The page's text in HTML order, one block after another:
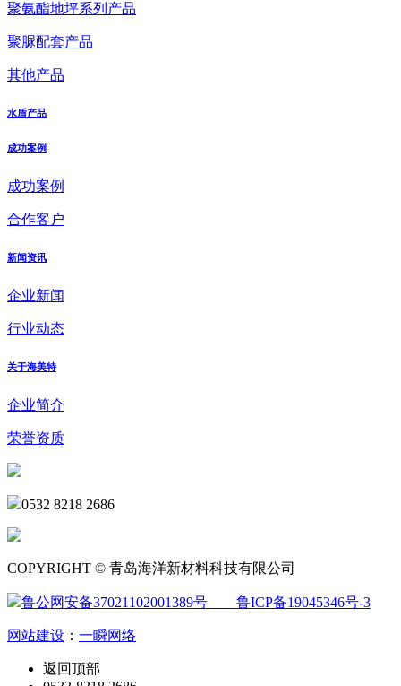
聚氨酯地坪系列产品
聚脲配套产品
其他产品
水盾产品
成功案例
成功案例
合作客户
新闻资讯
企业新闻
行业动态
关于海美特
企业简介
荣誉资质
0532 8218 2686
COPYRIGHT © 青岛海洋新材料科技有限公司
鲁公网安备37021102001389号 鲁ICP备19045346号-3
网站建设 ： 一瞬网络
返回顶部